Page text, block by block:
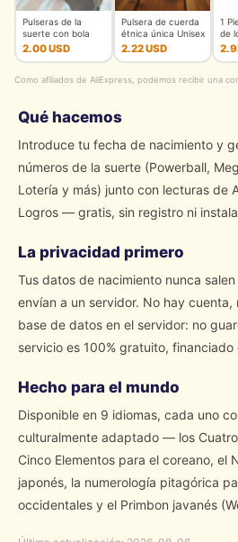
Pulseras de la
suerte con bola
redonda de Plata
de Ley
2.00 USD
Pulsera de cuerda
étnica única Unisex
hecha a mano tren
2.22 USD
1
de
Como afiliados de AliExpress, podemos recibir una
Qué hacemos
Introduce tu fecha de nacimiento y
números de la suerte (Powerball,
Lotería y más) junto con lecturas de
Logros — gratis, sin registro ni
La privacidad primero
Tus datos de nacimiento nunca
envían a un servidor. No hay cuenta,
base de datos en el servidor: no
servicio es 100% gratuito,
Hecho para el mundo
Disponible en 9 idiomas, cada uno
culturalmente adaptado — los
Cinco Elementos para el coreano, el
japonés, la numerología pitagórica
occidentales y el Primbon javanés